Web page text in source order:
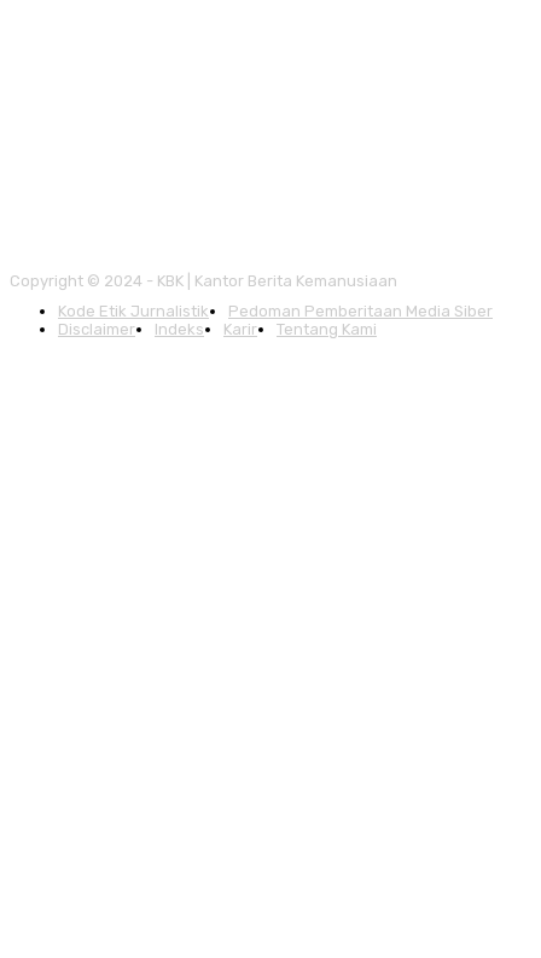
Copyright © 2024 - KBK | Kantor Berita Kemanusiaan
Kode Etik Jurnalistik
Pedoman Pemberitaan Media Siber
Disclaimer
Indeks Karir Tentang Kami